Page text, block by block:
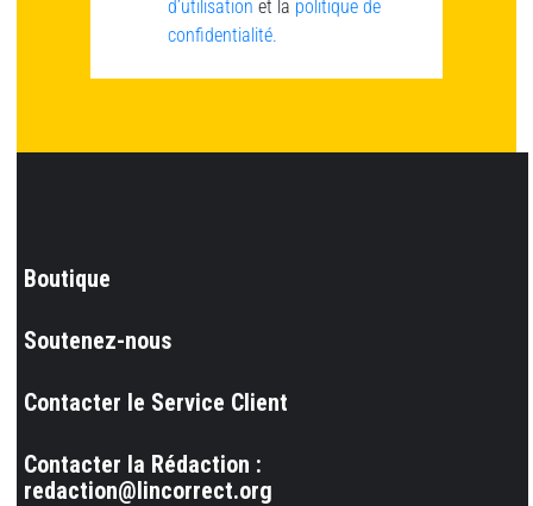
d’utilisation et la politique de
confidentialité.
Boutique
Soutenez-nous
Contacter le Service Client
Contacter la Rédaction :
redaction@lincorrect.org